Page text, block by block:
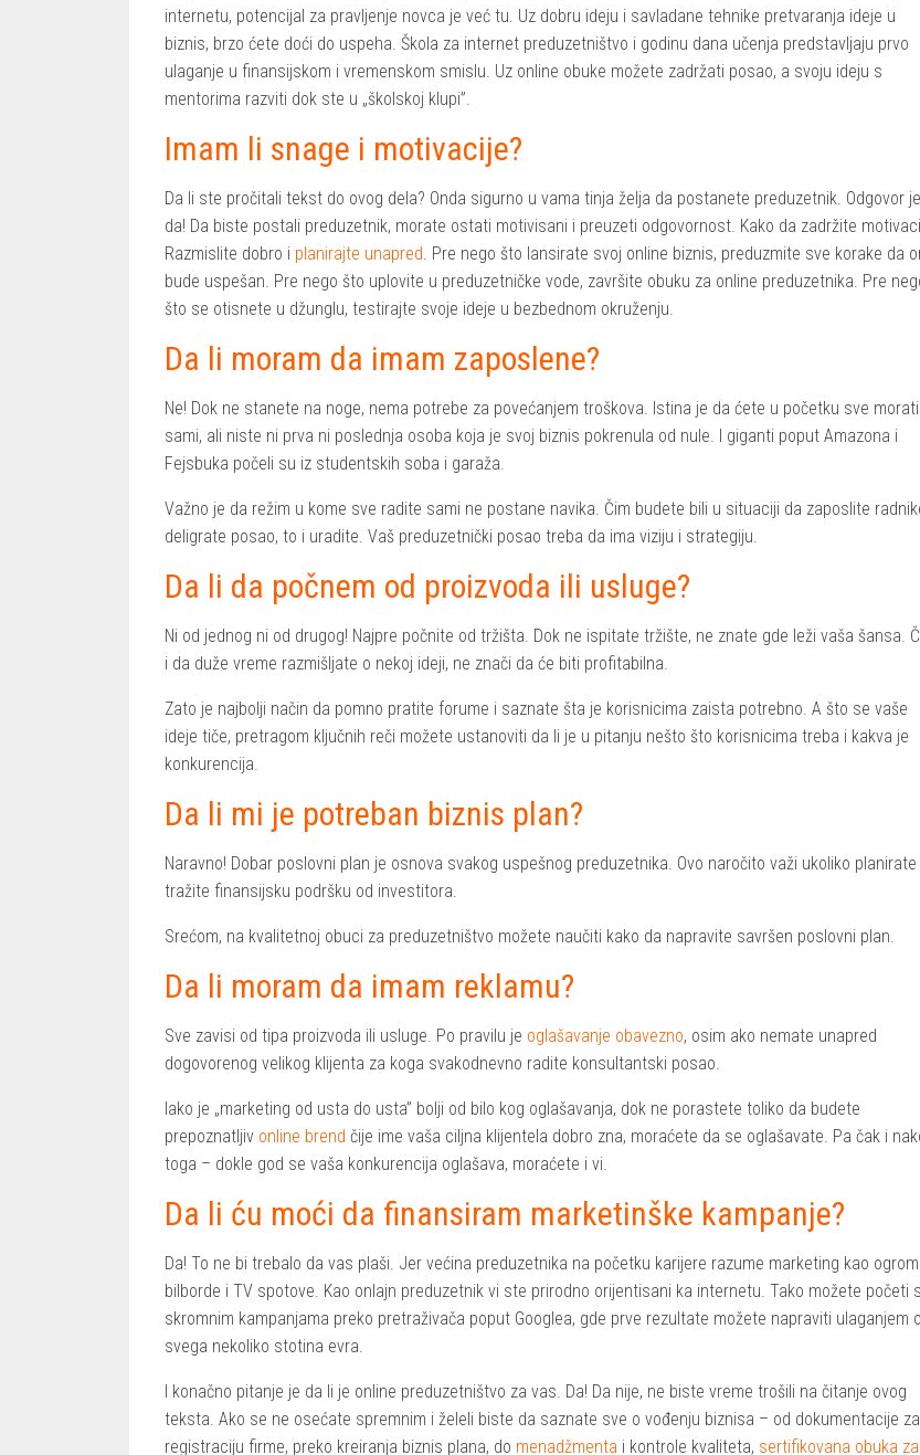
internetu, potencijal za pravljenje novca je već tu. Uz dobru ideju i savladane tehnike pretvaranja ideje u
biznis, brzo ćete doći do uspeha. Škola za internet preduzetništvo i godinu dana učenja predstavljaju prvo
ulaganje u finansijskom i vremenskom smislu. Uz online obuke možete zadržati posao, a svoju ideju s
mentorima razviti dok ste u „školskoj klupi”.
Imam li snage i motivacije?
Da li ste pročitali tekst do ovog dela? Onda sigurno u vama tinja želja da postanete preduzetnik. Odgovor je
da! Da biste postali preduzetnik, morate ostati motivisani i preuzeti odgovornost. Kako da zadržite
Razmislite dobro i planirajte unapred. Pre nego što lansirate svoj online biznis, preduzmite sve korake da
bude uspešan. Pre nego što uplovite u preduzetničke vode, završite obuku za online preduzetnika. Pre
što se otisnete u džunglu, testirajte svoje ideje u bezbednom okruženju.
Da li moram da imam zaposlene?
Ne! Dok ne stanete na noge, nema potrebe za povećanjem troškova. Istina je da ćete u početku sve morati
sami, ali niste ni prva ni poslednja osoba koja je svoj biznis pokrenula od nule. I giganti poput Amazona i
Fejsbuka počeli su iz studentskih soba i garaža.
Važno je da režim u kome sve radite sami ne postane navika. Čim budete bili u situaciji da zaposlite
deligrate posao, to i uradite. Vaš preduzetnički posao treba da ima viziju i strategiju.
Da li da počnem od proizvoda ili usluge?
Ni od jednog ni od drugog! Najpre počnite od tržišta. Dok ne ispitate tržište, ne znate gde leži vaša šansa.
i da duže vreme razmišljate o nekoj ideji, ne znači da će biti profitabilna.
Zato je najbolji način da pomno pratite forume i saznate šta je korisnicima zaista potrebno. A što se vaše
ideje tiče, pretragom ključnih reči možete ustanoviti da li je u pitanju nešto što korisnicima treba i kakva je
konkurencija.
Da li mi je potreban biznis plan?
Naravno! Dobar poslovni plan je osnova svakog uspešnog preduzetnika. Ovo naročito važi ukoliko planirate
tražite finansijsku podršku od investitora.
Srećom, na kvalitetnoj obuci za preduzetništvo možete naučiti kako da napravite savršen poslovni plan.
Da li moram da imam reklamu?
Sve zavisi od tipa proizvoda ili usluge. Po pravilu je oglašavanje obavezno, osim ako nemate unapred
dogovorenog velikog klijenta za koga svakodnevno radite konsultantski posao.
Iako je „marketing od usta do usta” bolji od bilo kog oglašavanja, dok ne porastete toliko da budete
prepoznatljiv online brend čije ime vaša ciljna klijentela dobro zna, moraćete da se oglašavate. Pa čak i
toga – dokle god se vaša konkurencija oglašava, moraćete i vi.
Da li ću moći da finansiram marketinške kampanje?
Da! To ne bi trebalo da vas plaši. Jer većina preduzetnika na početku karijere razume marketing kao
bilborde i TV spotove. Kao onlajn preduzetnik vi ste prirodno orijentisani ka internetu. Tako možete početi
skromnim kampanjama preko pretraživača poput Googlea, gde prve rezultate možete napraviti ulaganjem
svega nekoliko stotina evra.
I konačno pitanje je da li je online preduzetništvo za vas. Da! Da nije, ne biste vreme trošili na čitanje ovog
teksta. Ako se ne osećate spremnim i želeli biste da saznate sve o vođenju biznisa – od dokumentacije za
registraciju firme, preko kreiranja biznis plana, do menadžmenta i kontrole kvaliteta, sertifikovana obuka za